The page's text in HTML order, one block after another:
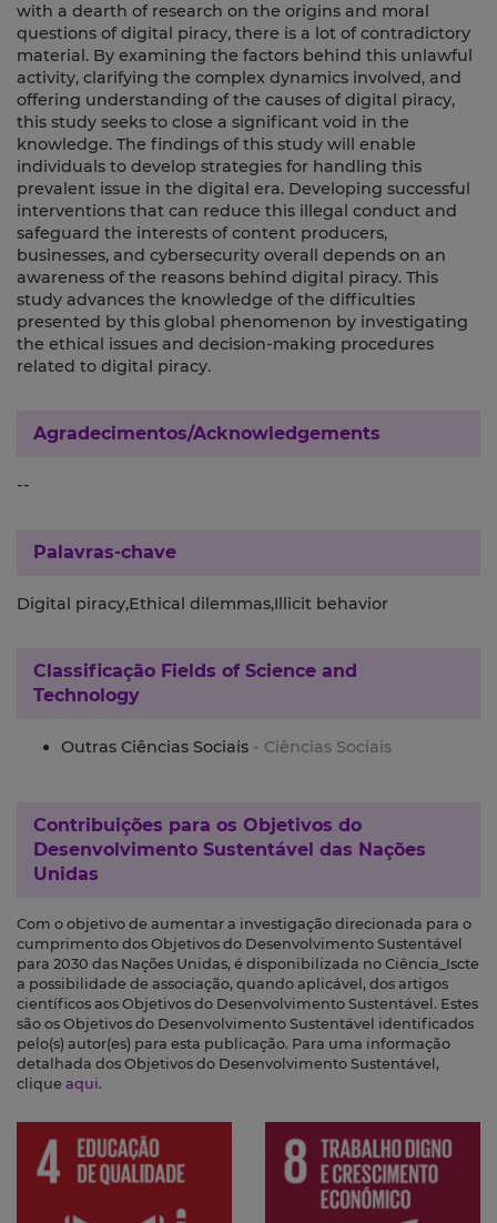
with a dearth of research on the origins and moral
questions of digital piracy, there is a lot of contradictory
material. By examining the factors behind this unlawful
activity, clarifying the complex dynamics involved, and
offering understanding of the causes of digital piracy,
this study seeks to close a significant void in the
knowledge. The findings of this study will enable
individuals to develop strategies for handling this
prevalent issue in the digital era. Developing successful
interventions that can reduce this illegal conduct and
safeguard the interests of content producers,
businesses, and cybersecurity overall depends on an
awareness of the reasons behind digital piracy. This
study advances the knowledge of the difficulties
presented by this global phenomenon by investigating
the ethical issues and decision-making procedures
related to digital piracy.
Agradecimentos/Acknowledgements
--
Palavras-chave
Digital piracy,Ethical dilemmas,Illicit behavior
Classificação Fields of Science and
Technology
Outras Ciências Sociais - Ciências Sociais
Contribuições para os Objetivos do
Desenvolvimento Sustentável das Nações
Unidas
Com o objetivo de aumentar a investigação direcionada para o
cumprimento dos Objetivos do Desenvolvimento Sustentável
para 2030 das Nações Unidas, é disponibilizada no Ciência_Iscte
a possibilidade de associação, quando aplicável, dos artigos
científicos aos Objetivos do Desenvolvimento Sustentável. Estes
são os Objetivos do Desenvolvimento Sustentável identificados
pelo(s) autor(es) para esta publicação. Para uma informação
detalhada dos Objetivos do Desenvolvimento Sustentável,
clique aqui.